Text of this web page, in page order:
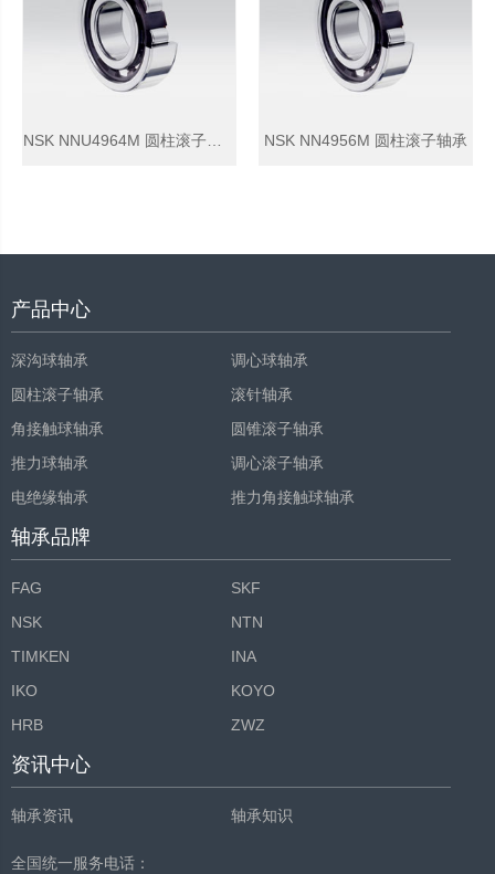
NSK NN4956M 圆柱滚子轴承
产品中心
深沟球轴承
调心球轴承
圆柱滚子轴承
滚针轴承
角接触球轴承
圆锥滚子轴承
推力球轴承
调心滚子轴承
电绝缘轴承
推力角接触球轴承
轴承品牌
FAG
SKF
NSK
NTN
TIMKEN
INA
IKO
KOYO
HRB
ZWZ
资讯中心
轴承资讯 轴承知识
全国统一服务电话：